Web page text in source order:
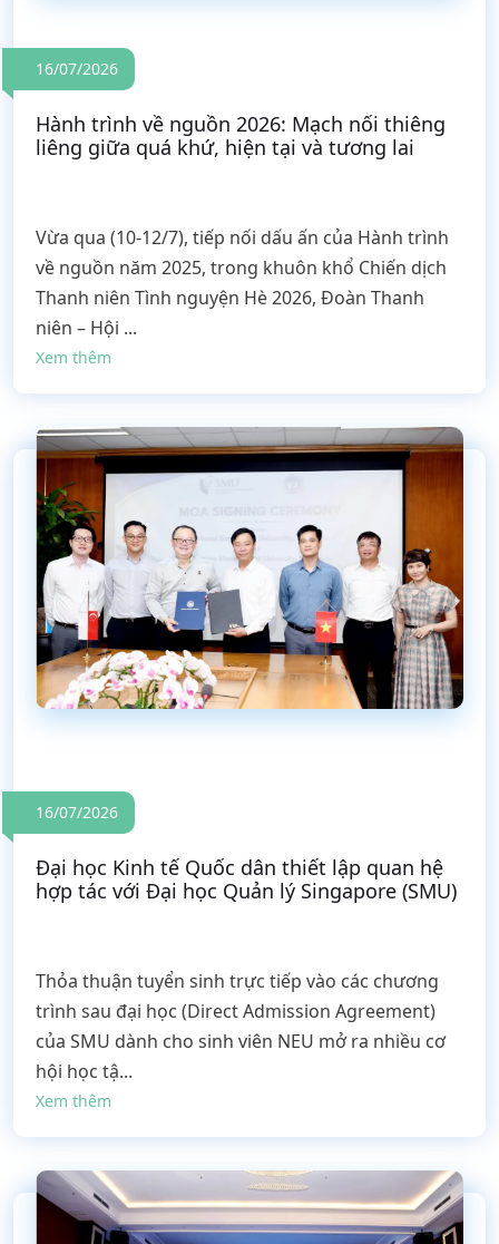
16/07/2026
Hành trình về nguồn 2026: Mạch nối thiêng
liêng giữa quá khứ, hiện tại và tương lai
Vừa qua (10-12/7), tiếp nối dấu ấn của Hành trình
về nguồn năm 2025, trong khuôn khổ Chiến dịch
Thanh niên Tình nguyện Hè 2026, Đoàn Thanh
niên – Hội ...
Xem thêm
16/07/2026
Đại học Kinh tế Quốc dân thiết lập quan hệ
hợp tác với Đại học Quản lý Singapore (SMU)
Thỏa thuận tuyển sinh trực tiếp vào các chương
trình sau đại học (Direct Admission Agreement)
của SMU dành cho sinh viên NEU mở ra nhiều cơ
hội học tậ...
Xem thêm